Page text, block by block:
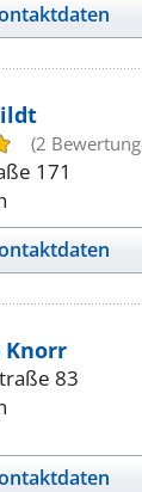
(2
171
Knorr
83